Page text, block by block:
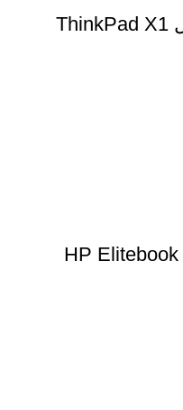
لپ تاپ استوک لنوو مدل ThinkPad X1